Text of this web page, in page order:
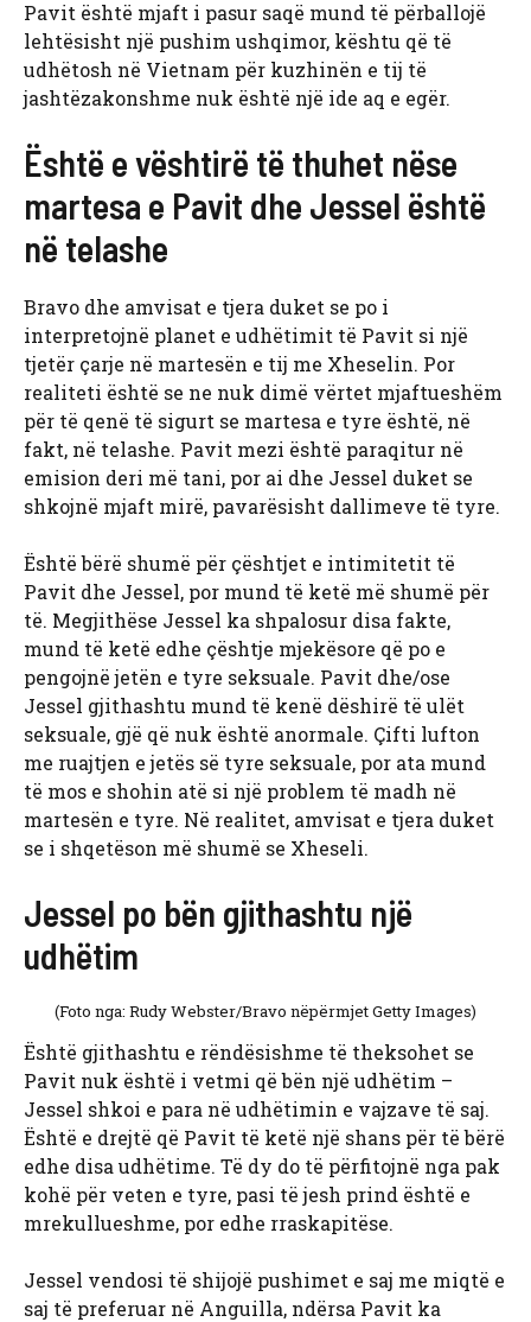
Pavit është mjaft i pasur saqë mund të përballojë
lehtësisht një pushim ushqimor, kështu që të
udhëtosh në Vietnam për kuzhinën e tij të
jashtëzakonshme nuk është një ide aq e egër.
Është e vështirë të thuhet nëse
martesa e Pavit dhe Jessel është
në telashe
Bravo dhe amvisat e tjera duket se po i
interpretojnë planet e udhëtimit të Pavit si një
tjetër çarje në martesën e tij me Xheselin. Por
realiteti është se ne nuk dimë vërtet mjaftueshëm
për të qenë të sigurt se martesa e tyre është, në
fakt, në telashe. Pavit mezi është paraqitur në
emision deri më tani, por ai dhe Jessel duket se
shkojnë mjaft mirë, pavarësisht dallimeve të tyre.
Është bërë shumë për çështjet e intimitetit të
Pavit dhe Jessel, por mund të ketë më shumë për
të. Megjithëse Jessel ka shpalosur disa fakte,
mund të ketë edhe çështje mjekësore që po e
pengojnë jetën e tyre seksuale. Pavit dhe/ose
Jessel gjithashtu mund të kenë dëshirë të ulët
seksuale, gjë që nuk është anormale. Çifti lufton
me ruajtjen e jetës së tyre seksuale, por ata mund
të mos e shohin atë si një problem të madh në
martesën e tyre. Në realitet, amvisat e tjera duket
se i shqetëson më shumë se Xheseli.
Jessel po bën gjithashtu një
udhëtim
(Foto nga: Rudy Webster/Bravo nëpërmjet Getty Images)
Është gjithashtu e rëndësishme të theksohet se
Pavit nuk është i vetmi që bën një udhëtim –
Jessel shkoi e para në udhëtimin e vajzave të saj.
Është e drejtë që Pavit të ketë një shans për të bërë
edhe disa udhëtime. Të dy do të përfitojnë nga pak
kohë për veten e tyre, pasi të jesh prind është e
mrekullueshme, por edhe rraskapitëse.
Jessel vendosi të shijojë pushimet e saj me miqtë e
saj të preferuar në Anguilla, ndërsa Pavit ka